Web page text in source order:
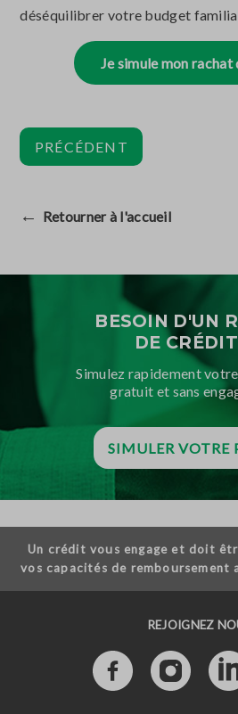
déséquilibrer votre budget
Je simule mon
PRÉCÉDENT
← Retourner à l'accueil
BESOIN D'UN
DE
Simulez rapidement
gratuit et sans
SIMULER VOTRE
Un crédit vous engage et doit
vos capacités de remboursement
REJOIGNEZ